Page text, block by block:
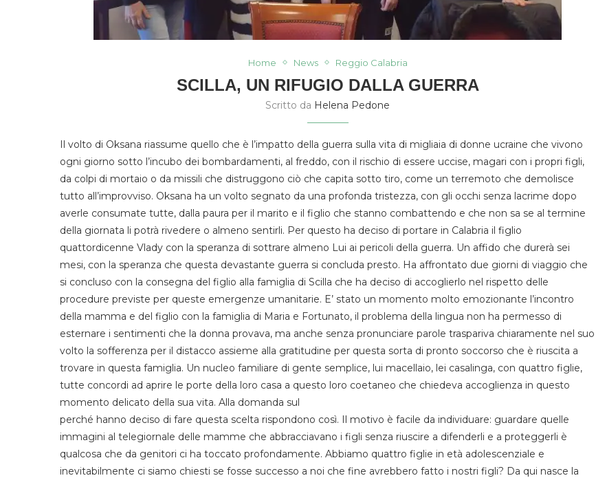
Home News Reggio Calabria
SCILLA, UN RIFUGIO DALLA GUERRA
Scritto da Helena Pedone
Il volto di Oksana riassume quello che è l’impatto della guerra sulla vita di migliaia di donne ucraine che vivono
ogni giorno sotto l’incubo dei bombardamenti, al freddo, con il rischio di essere uccise, magari con i propri figli,
da colpi di mortaio o da missili che distruggono ciò che capita sotto tiro, come un terremoto che demolisce
tutto all’improvviso. Oksana ha un volto segnato da una profonda tristezza, con gli occhi senza lacrime dopo
averle consumate tutte, dalla paura per il marito e il figlio che stanno combattendo e che non sa se al termine
della giornata li potrà rivedere o almeno sentirli. Per questo ha deciso di portare in Calabria il figlio
quattordicenne Vlady con la speranza di sottrare almeno Lui ai pericoli della guerra. Un affido che durerà sei
mesi, con la speranza che questa devastante guerra si concluda presto. Ha affrontato due giorni di viaggio che
si concluso con la consegna del figlio alla famiglia di Scilla che ha deciso di accoglierlo nel rispetto delle
procedure previste per queste emergenze umanitarie. E’ stato un momento molto emozionante l’incontro
della mamma e del figlio con la famiglia di Maria e Fortunato, il problema della lingua non ha permesso di
esternare i sentimenti che la donna provava, ma anche senza pronunciare parole traspariva chiaramente nel suo
volto la sofferenza per il distacco assieme alla gratitudine per questa sorta di pronto soccorso che è riuscita a
trovare in questa famiglia. Un nucleo familiare di gente semplice, lui macellaio, lei casalinga, con quattro figlie,
tutte concordi ad aprire le porte della loro casa a questo loro coetaneo che chiedeva accoglienza in questo
momento delicato della sua vita. Alla domanda sul
perché hanno deciso di fare questa scelta rispondono così. Il motivo è facile da individuare: guardare quelle
immagini al telegiornale delle mamme che abbracciavano i figli senza riuscire a difenderli e a proteggerli è
qualcosa che da genitori ci ha toccato profondamente. Abbiamo quattro figlie in età adolescenziale e
inevitabilmente ci siamo chiesti se fosse successo a noi che fine avrebbero fatto i nostri figli? Da qui nasce la